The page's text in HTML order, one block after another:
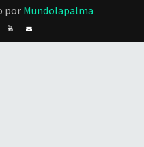
por Mundolapalma